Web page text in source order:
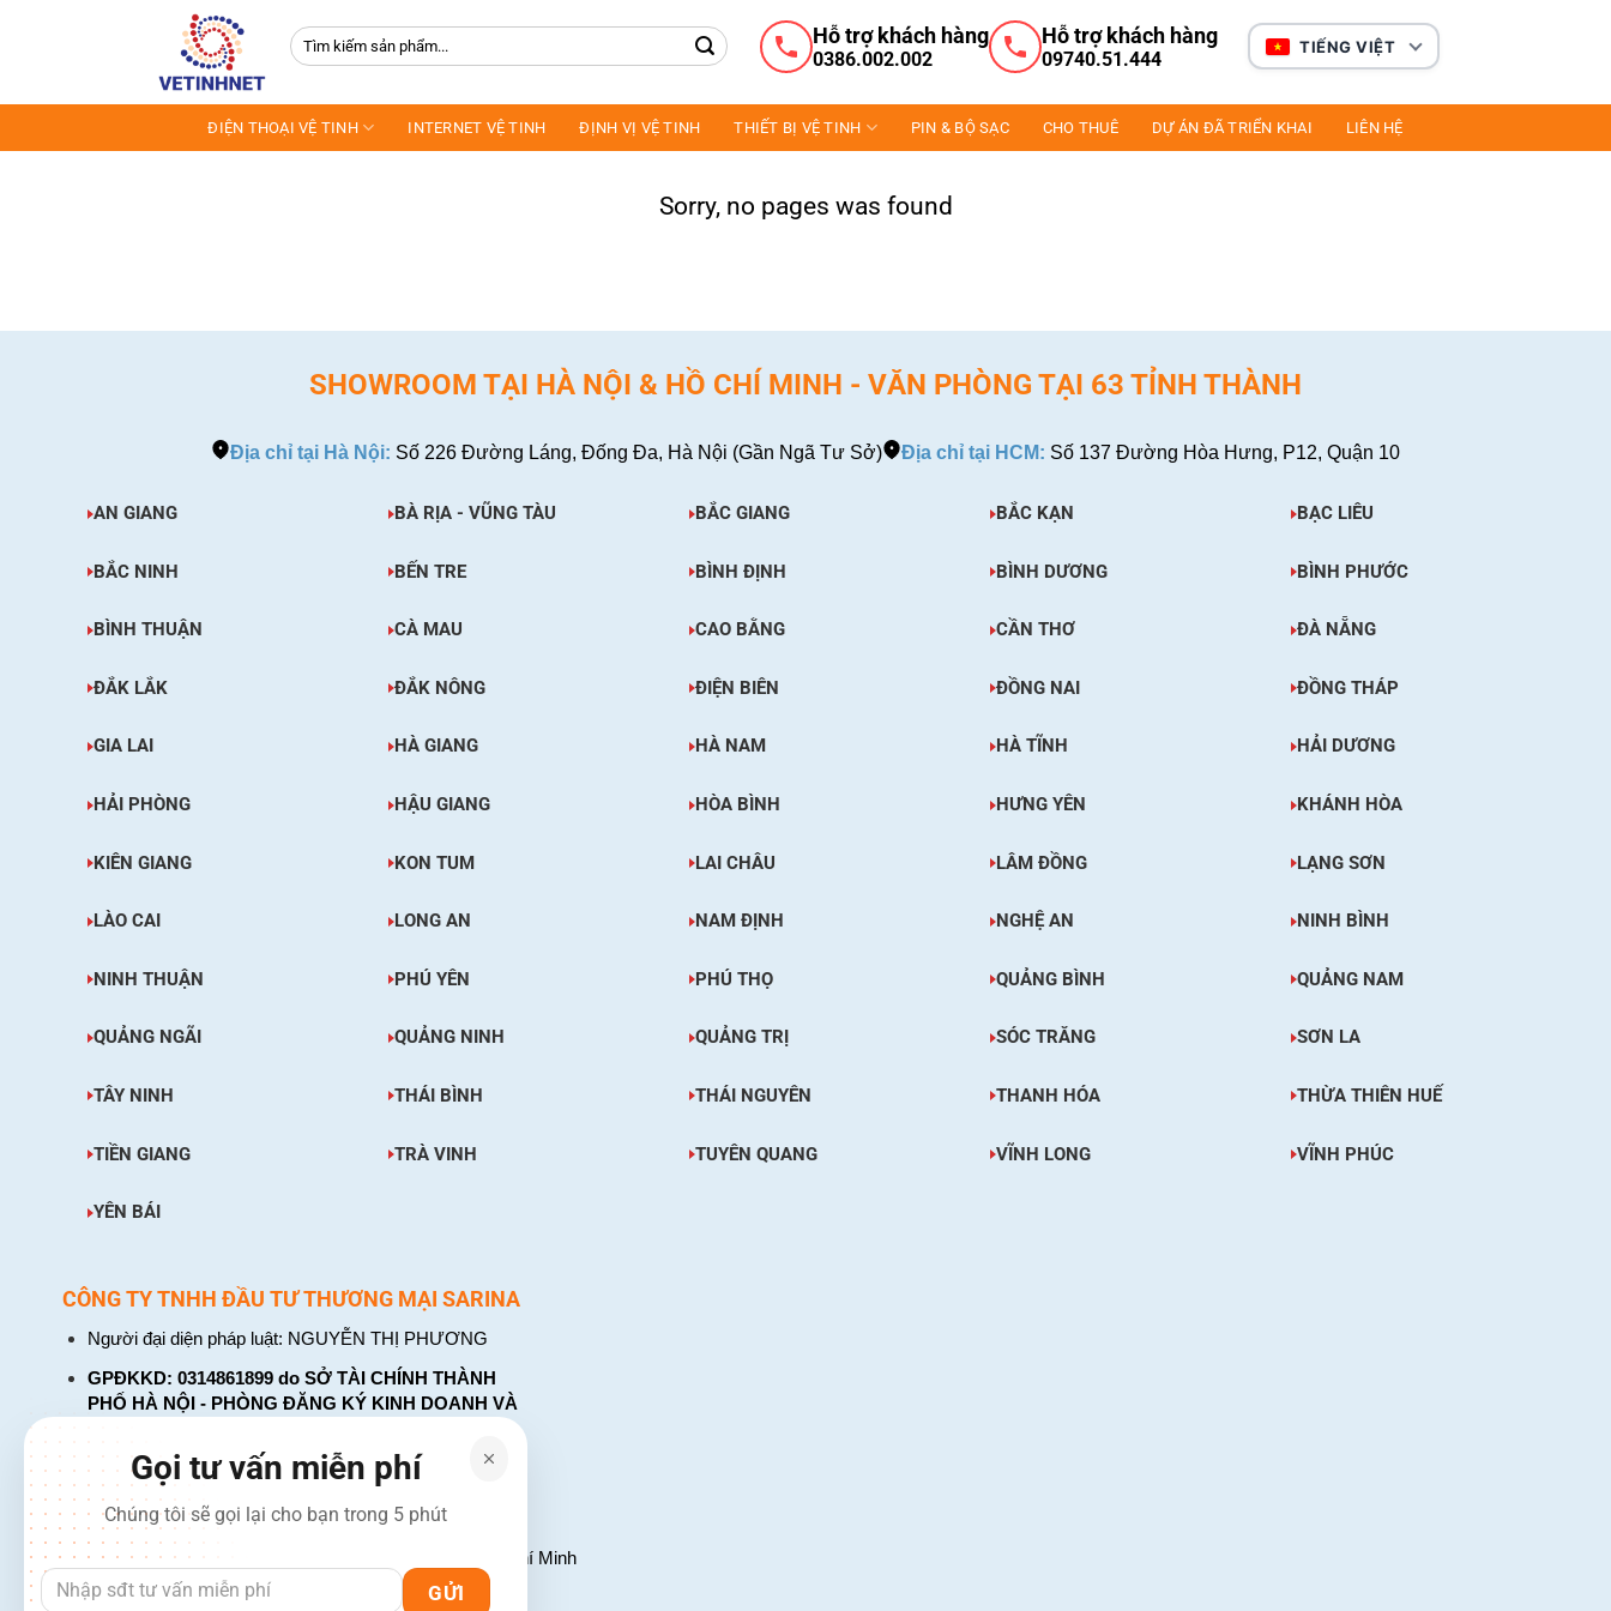
Tìm
kiếm:
Hỗ trợ khách hàng
0386.002.002
Hỗ trợ khách hàng
09740.51.444
TIẾNG VIỆT
ĐIỆN THOẠI VỆ TINH INTERNET VỆ TINH ĐỊNH VỊ VỆ TINH THIẾT BỊ VỆ TINH PIN & BỘ SẠC CHO THUÊ DỰ ÁN ĐÃ TRIỂN KHAI LIÊN HỆ
Sorry, no pages was found
SHOWROOM TẠI HÀ NỘI & HỒ CHÍ MINH - VĂN PHÒNG TẠI 63 TỈNH THÀNH
Địa chỉ tại Hà Nội: Số 226 Đường Láng, Đống Đa, Hà Nội (Gần Ngã Tư Sở) Địa chỉ tại HCM: Số 137 Đường Hòa Hưng, P12, Quận 10
AN GIANG BÀ RỊA - VŨNG TÀU BẮC GIANG BẮC KẠN BẠC LIÊU
BẮC NINH BẾN TRE BÌNH ĐỊNH BÌNH DƯƠNG BÌNH PHƯỚC
BÌNH THUẬN CÀ MAU CAO BẰNG CẦN THƠ ĐÀ NẴNG
ĐẮK LẮK ĐẮK NÔNG ĐIỆN BIÊN ĐỒNG NAI ĐỒNG THÁP
GIA LAI HÀ GIANG HÀ NAM HÀ TĨNH HẢI DƯƠNG
HẢI PHÒNG HẬU GIANG HÒA BÌNH HƯNG YÊN KHÁNH HÒA
KIÊN GIANG KON TUM LAI CHÂU LÂM ĐỒNG LẠNG SƠN
LÀO CAI LONG AN NAM ĐỊNH NGHỆ AN NINH BÌNH
NINH THUẬN PHÚ YÊN PHÚ THỌ QUẢNG BÌNH QUẢNG NAM
QUẢNG NGÃI QUẢNG NINH QUẢNG TRỊ SÓC TRĂNG SƠN LA
TÂY NINH THÁI BÌNH THÁI NGUYÊN THANH HÓA THỪA THIÊN HUẾ
TIỀN GIANG TRÀ VINH TUYÊN QUANG VĨNH LONG VĨNH PHÚC
YÊN BÁI
CÔNG TY TNHH ĐẦU TƯ THƯƠNG MẠI SARINA
Người đại diện pháp luật: NGUYỄN THỊ PHƯƠNG
GPĐKKD: 0314861899 do SỞ TÀI CHÍNH THÀNH
PHỐ HÀ NỘI - PHÒNG ĐĂNG KÝ KINH DOANH VÀ
ngày 26 tháng 01 năm 2018. Đăng ký thay đổi lần
thứ: 4, ngày 31 tháng 03 năm 2026
226 Đường Láng, Đống Đa, Hà Nội
137 Đường Hòa Hưng, Phường 12, Quận 10, TP. Hồ Chí Minh
Hotline: 1900 2106 - 0386 001 001
Gọi tư vấn miễn phí
Chúng tôi sẽ gọi lại cho bạn trong 5 phút